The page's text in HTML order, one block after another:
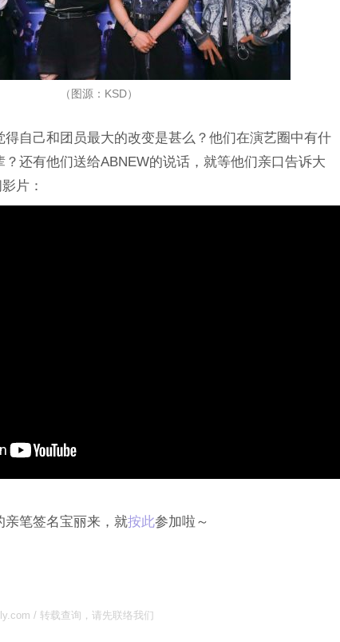
（图源：KSD）
自己和团员最大的改变是甚么？他们在演艺圈中有什
还有他们送给ABNEW的说话，就等他们亲口告诉大
片：
亲笔签名宝丽来，就按此参加啦～
/ 转载查询，请先联络我们